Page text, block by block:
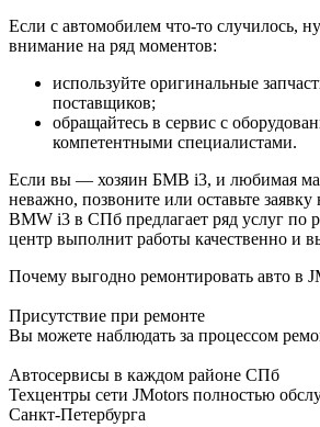
Если с автомобилем что-то случилось,
внимание на ряд моментов:
используйте оригинальные
поставщиков;
обращайтесь в сервис с
компетентными специалистами.
Если вы — хозяин БМВ i3, и любимая
неважно, позвоните или оставьте
BMW i3 в СПб предлагает ряд услуг по
центр выполнит работы качественно и
Почему выгодно ремонтировать авто в
Присутствие при ремонте
Вы можете наблюдать за процессом
Автосервисы в каждом районе СПб
Техцентры сети JMotors полностью
Санкт-Петербурга